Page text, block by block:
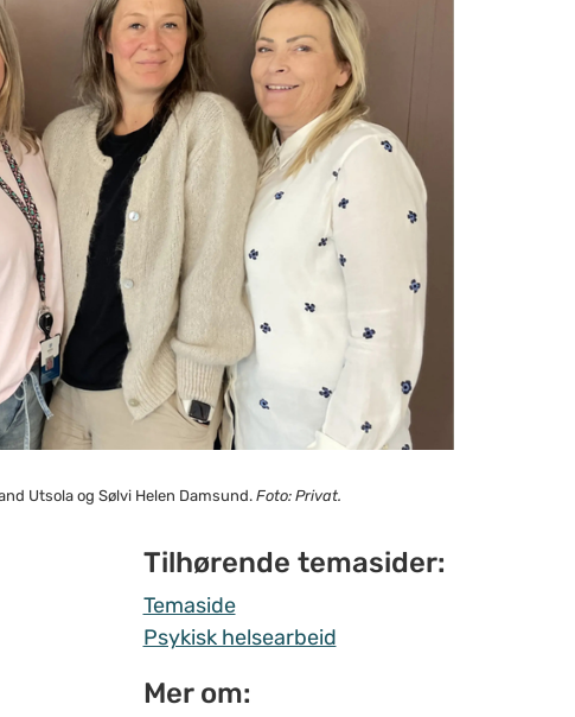
Utsola og Sølvi Helen Damsund.Foto: Privat.
Tilhørende temasider:
Temaside
Psykisk helsearbeid
Mer om: